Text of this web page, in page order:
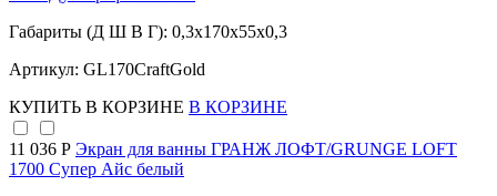
Габариты (Д Ш В Г): 0,3x170x55x0,3
Артикул: GL170CraftGold
КУПИТЬ В КОРЗИНЕ В КОРЗИНЕ
11 036 Р Экран для ванны ГРАНЖ ЛОФТ/GRUNGE LOFT
1700 Супер Айс белый